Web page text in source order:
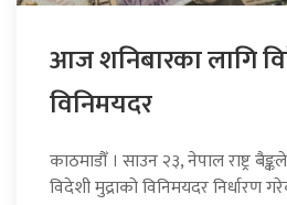
आज शनिबारका लागि
विनिमयदर
काठमाडौँ । साउन २३, नेपाल राष्ट्र
विदेशी मुद्राको विनिमयदर निर्धारण